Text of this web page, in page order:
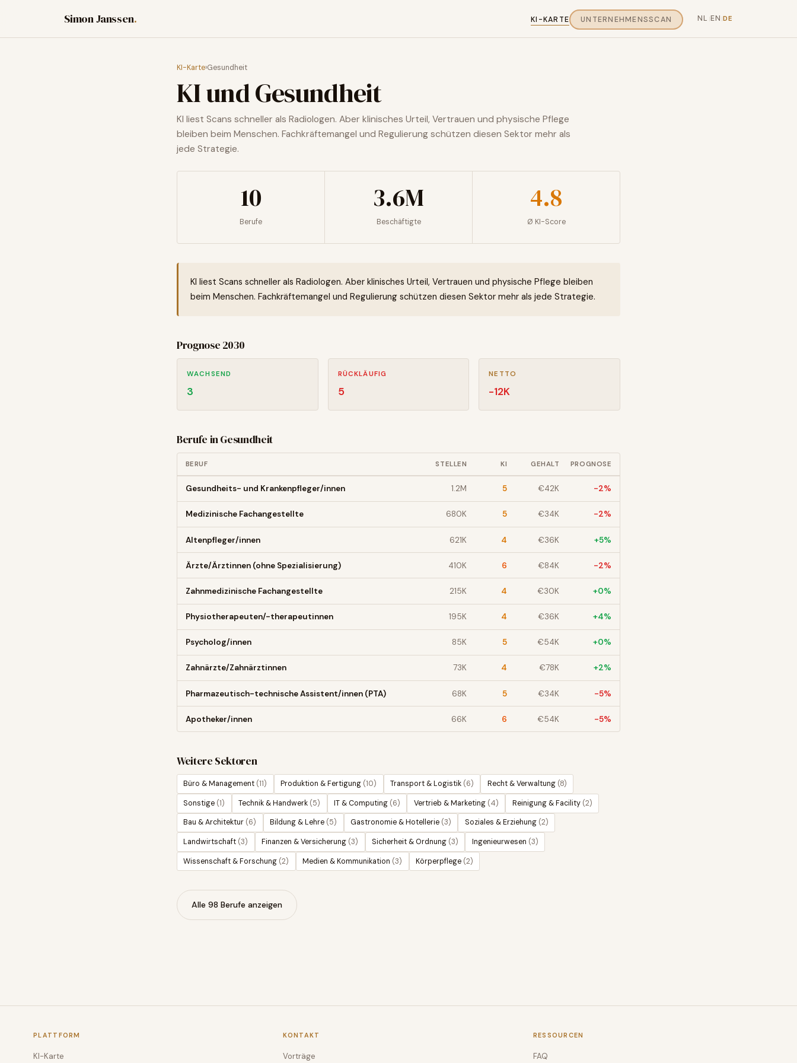
Simon Janssen. KI-KARTE UNTERNEHMENSSCAN NL |EN |DE
KI-Karte›Gesundheit
KI undGesundheit
KI liest Scans schneller als Radiologen. Aber klinisches Urteil, Vertrauen und physische Pflege
bleiben beim Menschen. Fachkräftemangel und Regulierung schützen diesen Sektor mehr als
jede Strategie.
10
Berufe
3.6M
Beschäftigte
4.8
Ø KI-Score
KI liest Scans schneller als Radiologen. Aber klinisches Urteil, Vertrauen und physische Pflege bleiben
beim Menschen. Fachkräftemangel und Regulierung schützen diesen Sektor mehr als jede Strategie.
Prognose 2030
WACHSEND
3
RÜCKLÄUFIG
5
NETTO
-12K
Berufe inGesundheit
BERUF STELLEN KI GEHALT PROGNOSE
Gesundheits- und Krankenpfleger/innen 1.2M 5 €42K -2%
Medizinische Fachangestellte 680K 5 €34K -2%
Altenpfleger/innen 621K 4 €36K +5%
Ärzte/Ärztinnen (ohne Spezialisierung) 410K 6 €84K -2%
Zahnmedizinische Fachangestellte 215K 4 €30K +0%
Physiotherapeuten/-therapeutinnen 195K 4 €36K +4%
Psycholog/innen 85K 5 €54K +0%
Zahnärzte/Zahnärztinnen 73K 4 €78K +2%
Pharmazeutisch-technische Assistent/innen (PTA) 68K 5 €34K -5%
Apotheker/innen 66K 6 €54K -5%
Weitere Sektoren
Büro & Management (11) Produktion & Fertigung (10) Transport & Logistik (6) Recht & Verwaltung (8)
Sonstige (1) Technik & Handwerk (5) IT & Computing (6) Vertrieb & Marketing (4) Reinigung & Facility (2)
Bau & Architektur (6) Bildung & Lehre (5) Gastronomie & Hotellerie (3) Soziales & Erziehung (2)
Landwirtschaft (3) Finanzen & Versicherung (3) Sicherheit & Ordnung (3) Ingenieurwesen (3)
Wissenschaft & Forschung (2) Medien & Kommunikation (3) Körperpflege (2)
Alle 98 Berufe anzeigen
PLATTFORM
KI-Karte
KONTAKT
Vorträge
RESSOURCEN
FAQ